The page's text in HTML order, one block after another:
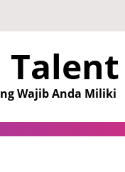
Talent
Wajib Anda Miliki